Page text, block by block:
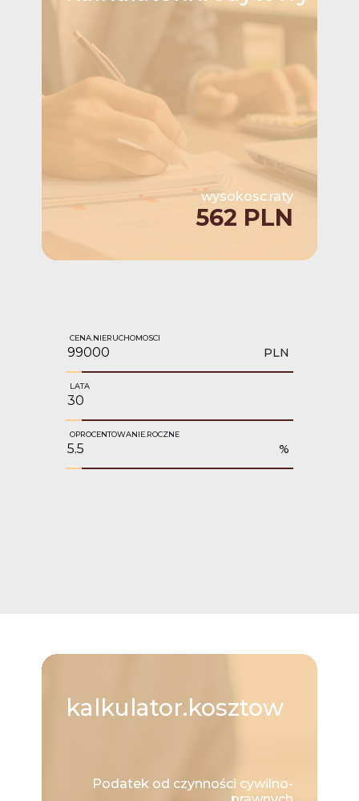
wysokosc.raty
562 PLN
CENA.NIERUCHOMOSCI
PLN
LATA
OPROCENTOWANIE.ROCZNE
%
kalkulator.kosztow
Podatek od czynności cywilno-